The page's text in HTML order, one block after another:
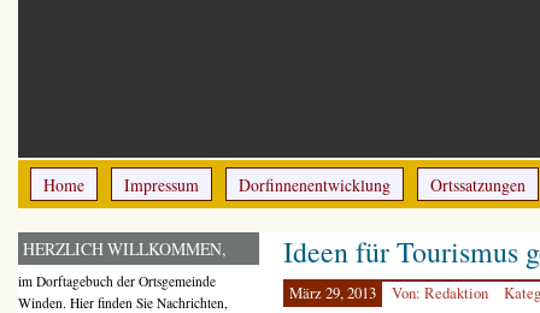
Home Impressum Dorfinnenentwicklung Ortssatzungen
Ideen für Tourismus
März 29, 2013 Von: Redaktion
HERZLICH WILLKOMMEN,
im Dorftagebuch der Ortsgemeinde
Winden. Hier finden Sie Nachrichten,